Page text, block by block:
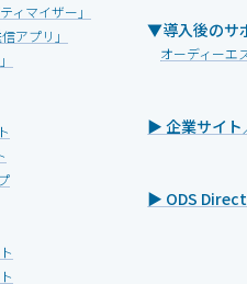
ィマイザー」
アプリ」
▼導入後のサ
オーディーエ
▶ 企業サイト
▶ ODS